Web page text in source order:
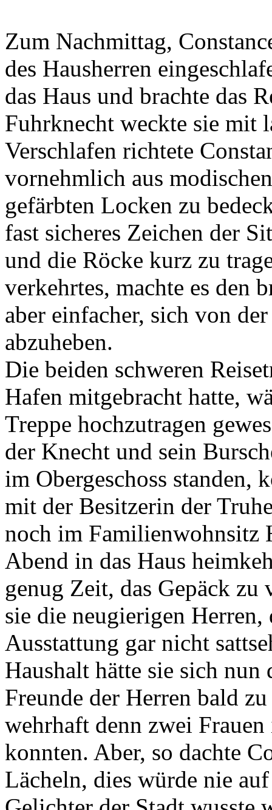
Zum Nachmittag,
des Hausherren
das Haus und brachte das
Fuhrknecht weckte sie mit
Verschlafen richtete
vornehmlich aus
gefärbten Locken zu
fast sicheres Zeichen der
und die Röcke kurz zu
verkehrtes, machte es den
aber einfacher, sich von
abzuheben.
Die beiden schweren
Hafen mitgebracht hatte,
Treppe hochzutragen
der Knecht und sein
im Obergeschoss standen,
mit der Besitzerin der
noch im Familienwohnsitz
Abend in das Haus
genug Zeit, das Gepäck zu
sie die neugierigen
Ausstattung gar nicht
Haushalt hätte sie sich
Freunde der Herren bald
wehrhaft denn zwei
konnten. Aber, so dachte
Lächeln, dies würde nie